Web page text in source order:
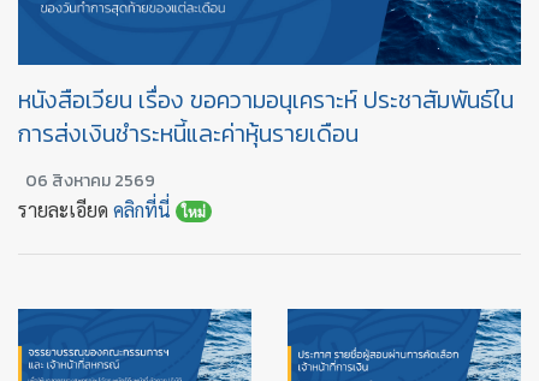
หนังสือเวียน เรื่อง ขอความอนุเคราะห์ ประชาสัมพันธ์ใน
การส่งเงินชำระหนี้และค่าหุ้นรายเดือน
06 สิงหาคม 2569
รายละเอียด คลิกที่นี่ ใหม่